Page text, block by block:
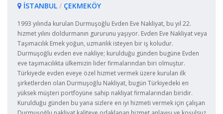
İSTANBUL / ÇEKMEKÖY
1993 yılında kurulan Durmuşoğlu Evden Eve Nakliyat, bu yıl 22.
hizmet yılını doldurmanın gururunu yaşıyor. Evden Eve Nakliyat veya
Taşımacılık Emek yoğun, uzmanlık isteyen bir iş koludur.
Durmuşoğlu evden eve nakliye; kurulduğu günden bugüne Evden
eve taşımacılıkta ülkemizin lider firmalarından biri olmuştur.
Türkiyede evden eveye özel hizmet vermek üzere kurulan ilk
şirketlerden olan Durmuşoğlu Nakliyat, bugün Türkiyedeki en
yüksek müşteri portföyüne sahip nakliyat firmalarından biridir.
Kurulduğu günden bu yana sizlere en iyi hizmeti vermek için çalışan